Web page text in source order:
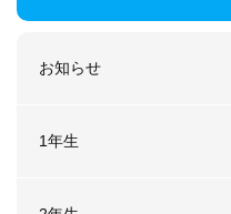
お知らせ
1年生